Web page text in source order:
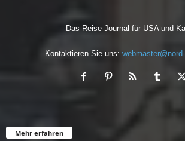
Das Reise Journal für USA und
Kontaktieren Sie uns:
Mehr erfahren